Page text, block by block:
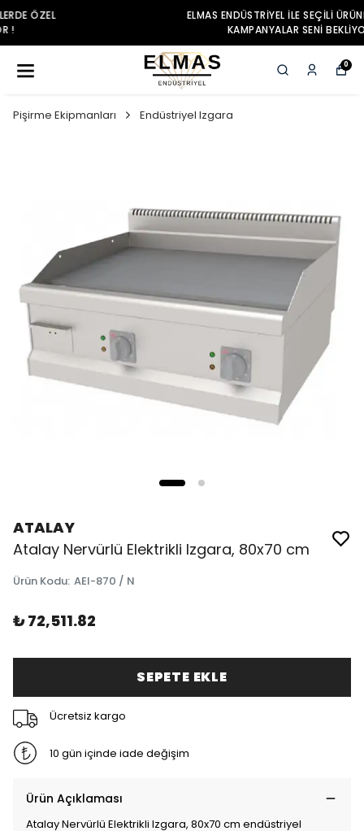
ELMAS ENDÜSTRIYEL ILE SEÇILI ÜRÜNLERDE ÖZEL
KAMPANYALAR SENI BEKLIYOR !
0
Pişirme Ekipmanları Endüstriyel Izgara
ATALAY
Atalay Nervürlü Elektrikli Izgara, 80x70 cm
Ürün Kodu: AEI-870 / N
₺ 72,511.82
SEPETE EKLE
Ücretsiz kargo
10 gün içinde iade değişim
Ürün Açıklaması
Atalay Nervürlü Elektrikli Izgara, 80x70 cm endüstriyel